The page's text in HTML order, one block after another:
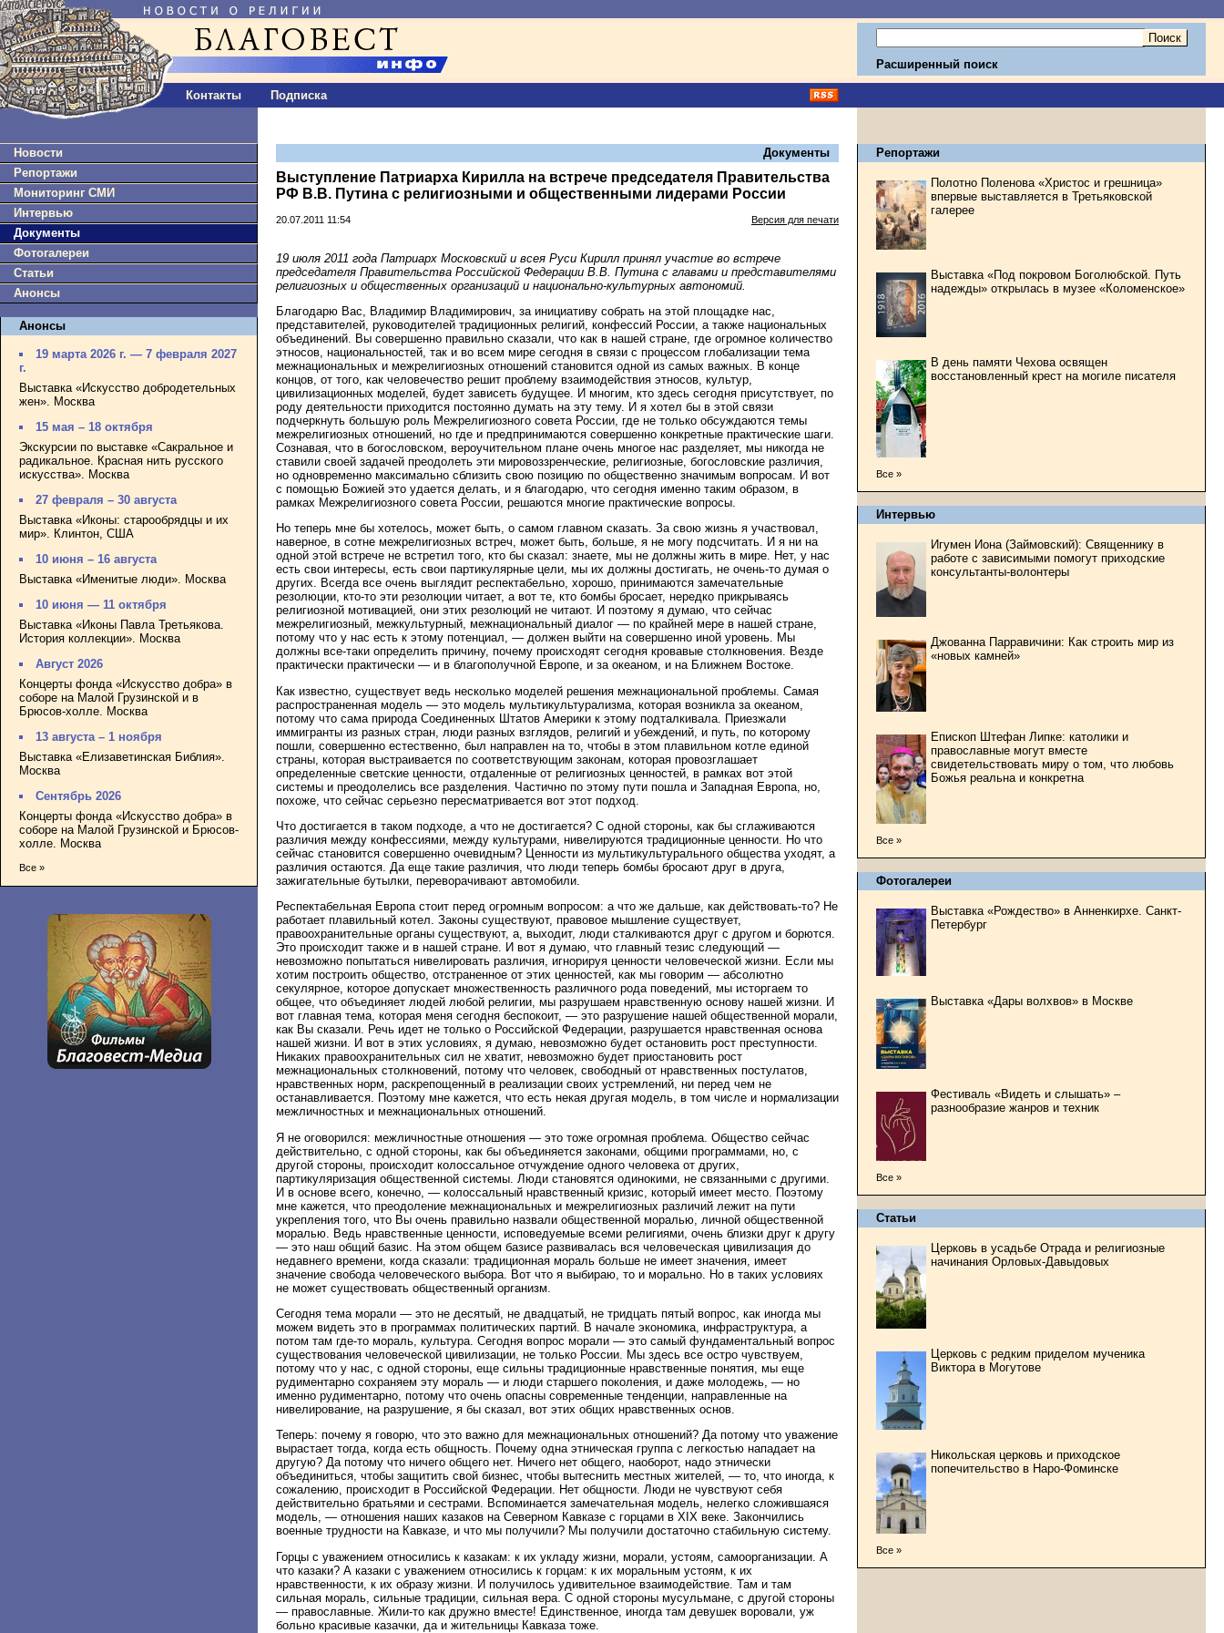
Контакты Подписка
Расширенный поиск
Новости
Репортажи
Мониторинг СМИ
Интервью
Документы
Фотогалереи
Статьи
Анонсы
Анонсы
19 марта 2026 г. — 7 февраля 2027
г.
Выставка «Искусство добродетельных
жен». Москва
15 мая – 18 октября
Экскурсии по выставке «Сакральное и
радикальное. Красная нить русского
искусства». Москва
27 февраля – 30 августа
Выставка «Иконы: старообрядцы и их
мир». Клинтон, США
10 июня – 16 августа
Выставка «Именитые люди». Москва
10 июня — 11 октября
Выставка «Иконы Павла Третьякова.
История коллекции». Москва
Август 2026
Концерты фонда «Искусство добра» в
соборе на Малой Грузинской и в
Брюсов-холле. Москва
13 августа – 1 ноября
Выставка «Елизаветинская Библия».
Москва
Сентябрь 2026
Концерты фонда «Искусство добра» в
соборе на Малой Грузинской и Брюсов-
холле. Москва
Все »
Документы
Выступление Патриарха Кирилла на встрече председателя Правительства
РФ В.В. Путина с религиозными и общественными лидерами России
20.07.2011 11:54 Версия для печати
19 июля 2011 года Патриарх Московский и всея Руси Кирилл принял участие во встрече
председателя Правительства Российской Федерации В.В. Путина с главами и представителями
религиозных и общественных организаций и национально-культурных автономий.
Благодарю Вас, Владимир Владимирович, за инициативу собрать на этой площадке нас,
представителей, руководителей традиционных религий, конфессий России, а также национальных
объединений. Вы совершенно правильно сказали, что как в нашей стране, где огромное количество
этносов, национальностей, так и во всем мире сегодня в связи с процессом глобализации тема
межнациональных и межрелигиозных отношений становится одной из самых важных. В конце
концов, от того, как человечество решит проблему взаимодействия этносов, культур,
цивилизационных моделей, будет зависеть будущее. И многим, кто здесь сегодня присутствует, по
роду деятельности приходится постоянно думать на эту тему. И я хотел бы в этой связи
подчеркнуть большую роль Межрелигиозного совета России, где не только обсуждаются темы
межрелигиозных отношений, но где и предпринимаются совершенно конкретные практические шаги.
Сознавая, что в богословском, вероучительном плане очень многое нас разделяет, мы никогда не
ставили своей задачей преодолеть эти мировоззренческие, религиозные, богословские различия,
но одновременно максимально сблизить свою позицию по общественно значимым вопросам. И вот
с помощью Божией это удается делать, и я благодарю, что сегодня именно таким образом, в
рамках Межрелигиозного совета России, решаются многие практические вопросы.
Но теперь мне бы хотелось, может быть, о самом главном сказать. За свою жизнь я участвовал,
наверное, в сотне межрелигиозных встреч, может быть, больше, я не могу подсчитать. И я ни на
одной этой встрече не встретил того, кто бы сказал: знаете, мы не должны жить в мире. Нет, у нас
есть свои интересы, есть свои партикулярные цели, мы их должны достигать, не очень-то думая о
других. Всегда все очень выглядит респектабельно, хорошо, принимаются замечательные
резолюции, кто-то эти резолюции читает, а вот те, кто бомбы бросает, нередко прикрываясь
религиозной мотивацией, они этих резолюций не читают. И поэтому я думаю, что сейчас
межрелигиозный, межкультурный, межнациональный диалог — по крайней мере в нашей стране,
потому что у нас есть к этому потенциал, — должен выйти на совершенно иной уровень. Мы
должны все-таки определить причину, почему происходят сегодня кровавые столкновения. Везде
практически практически — и в благополучной Европе, и за океаном, и на Ближнем Востоке.
Как известно, существует ведь несколько моделей решения межнациональной проблемы. Самая
распространенная модель — это модель мультикультурализма, которая возникла за океаном,
потому что сама природа Соединенных Штатов Америки к этому подталкивала. Приезжали
иммигранты из разных стран, люди разных взглядов, религий и убеждений, и путь, по которому
пошли, совершенно естественно, был направлен на то, чтобы в этом плавильном котле единой
страны, которая выстраивается по соответствующим законам, которая провозглашает
определенные светские ценности, отдаленные от религиозных ценностей, в рамках вот этой
системы и преодолелись все разделения. Частично по этому пути пошла и Западная Европа, но,
похоже, что сейчас серьезно пересматривается вот этот подход.
Что достигается в таком подходе, а что не достигается? С одной стороны, как бы сглаживаются
различия между конфессиями, между культурами, нивелируются традиционные ценности. Но что
сейчас становится совершенно очевидным? Ценности из мультикультурального общества уходят, а
различия остаются. Да еще такие различия, что люди теперь бомбы бросают друг в друга,
зажигательные бутылки, переворачивают автомобили.
Респектабельная Европа стоит перед огромным вопросом: а что же дальше, как действовать-то? Не
работает плавильный котел. Законы существуют, правовое мышление существует,
правоохранительные органы существуют, а, выходит, люди сталкиваются друг с другом и борются.
Это происходит также и в нашей стране. И вот я думаю, что главный тезис следующий —
невозможно попытаться нивелировать различия, игнорируя ценности человеческой жизни. Если мы
хотим построить общество, отстраненное от этих ценностей, как мы говорим — абсолютно
секулярное, которое допускает множественность различного рода поведений, мы исторгаем то
общее, что объединяет людей любой религии, мы разрушаем нравственную основу нашей жизни. И
вот главная тема, которая меня сегодня беспокоит, — это разрушение нашей общественной морали,
как Вы сказали. Речь идет не только о Российской Федерации, разрушается нравственная основа
нашей жизни. И вот в этих условиях, я думаю, невозможно будет остановить рост преступности.
Никаких правоохранительных сил не хватит, невозможно будет приостановить рост
межнациональных столкновений, потому что человек, свободный от нравственных постулатов,
нравственных норм, раскрепощенный в реализации своих устремлений, ни перед чем не
останавливается. Поэтому мне кажется, что есть некая другая модель, в том числе и нормализации
межличностных и межнациональных отношений.
Я не оговорился: межличностные отношения — это тоже огромная проблема. Общество сейчас
действительно, с одной стороны, как бы объединяется законами, общими программами, но, с
другой стороны, происходит колоссальное отчуждение одного человека от других,
партикуляризация общественной системы. Люди становятся одинокими, не связанными с другими.
И в основе всего, конечно, — колоссальный нравственный кризис, который имеет место. Поэтому
мне кажется, что преодоление межнациональных и межрелигиозных различий лежит на пути
укрепления того, что Вы очень правильно назвали общественной моралью, личной общественной
моралью. Ведь нравственные ценности, исповедуемые всеми религиями, очень близки друг к другу
— это наш общий базис. На этом общем базисе развивалась вся человеческая цивилизация до
недавнего времени, когда сказали: традиционная мораль больше не имеет значения, имеет
значение свобода человеческого выбора. Вот что я выбираю, то и морально. Но в таких условиях
не может существовать общественный организм.
Сегодня тема морали — это не десятый, не двадцатый, не тридцать пятый вопрос, как иногда мы
можем видеть это в программах политических партий. В начале экономика, инфраструктура, а
потом там где-то мораль, культура. Сегодня вопрос морали — это самый фундаментальный вопрос
существования человеческой цивилизации, не только России. Мы здесь все остро чувствуем,
потому что у нас, с одной стороны, еще сильны традиционные нравственные понятия, мы еще
рудиментарно сохраняем эту мораль — и люди старшего поколения, и даже молодежь, — но
именно рудиментарно, потому что очень опасны современные тенденции, направленные на
нивелирование, на разрушение, я бы сказал, вот этих общих нравственных основ.
Теперь: почему я говорю, что это важно для межнациональных отношений? Да потому что уважение
вырастает тогда, когда есть общность. Почему одна этническая группа с легкостью нападает на
другую? Да потому что ничего общего нет. Ничего нет общего, наоборот, надо этнически
объединиться, чтобы защитить свой бизнес, чтобы вытеснить местных жителей, — то, что иногда, к
сожалению, происходит в Российской Федерации. Нет общности. Люди не чувствуют себя
действительно братьями и сестрами. Вспоминается замечательная модель, нелегко сложившаяся
модель, — отношения наших казаков на Северном Кавказе с горцами в XIX веке. Закончились
военные трудности на Кавказе, и что мы получили? Мы получили достаточно стабильную систему.
Горцы с уважением относились к казакам: к их укладу жизни, морали, устоям, самоорганизации. А
что казаки? А казаки с уважением относились к горцам: к их моральным устоям, к их
нравственности, к их образу жизни. И получилось удивительное взаимодействие. Там и там
сильная мораль, сильные традиции, сильная вера. С одной стороны мусульмане, с другой стороны
— православные. Жили-то как дружно вместе! Единственное, иногда там девушек воровали, уж
больно красивые казачки, да и жительницы Кавказа тоже.
Репортажи
Полотно Поленова «Христос и грешница»
впервые выставляется в Третьяковской
галерее
Выставка «Под покровом Боголюбской. Путь
надежды» открылась в музее «Коломенское»
В день памяти Чехова освящен
восстановленный крест на могиле писателя
Все »
Интервью
Игумен Иона (Займовский): Священнику в
работе с зависимыми помогут приходские
консультанты-волонтеры
Джованна Парравичини: Как строить мир из
«новых камней»
Епископ Штефан Липке: католики и
православные могут вместе
свидетельствовать миру о том, что любовь
Божья реальна и конкретна
Все »
Фотогалереи
Выставка «Рождество» в Анненкирхе. Санкт-
Петербург
Выставка «Дары волхвов» в Москве
Фестиваль «Видеть и слышать» –
разнообразие жанров и техник
Все »
Статьи
Церковь в усадьбе Отрада и религиозные
начинания Орловых-Давыдовых
Церковь с редким приделом мученика
Виктора в Могутове
Никольская церковь и приходское
попечительство в Наро-Фоминске
Все »